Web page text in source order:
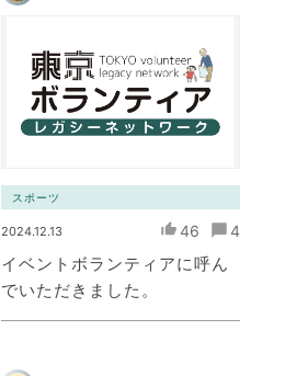
スポーツ
2024.12.13 46 4
イベントボランティアに呼ん
でいただきました。